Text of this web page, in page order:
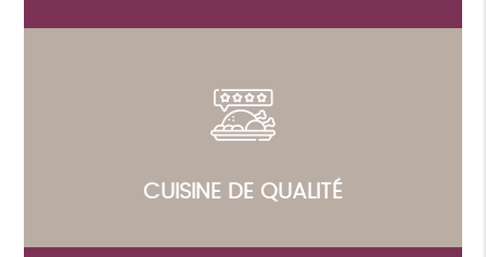
CUISINE DE QUALITÉ